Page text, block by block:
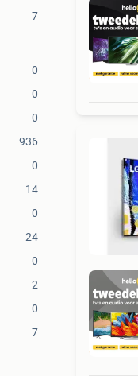
7
0
0
0
936
0
14
0
24
0
2
0
7